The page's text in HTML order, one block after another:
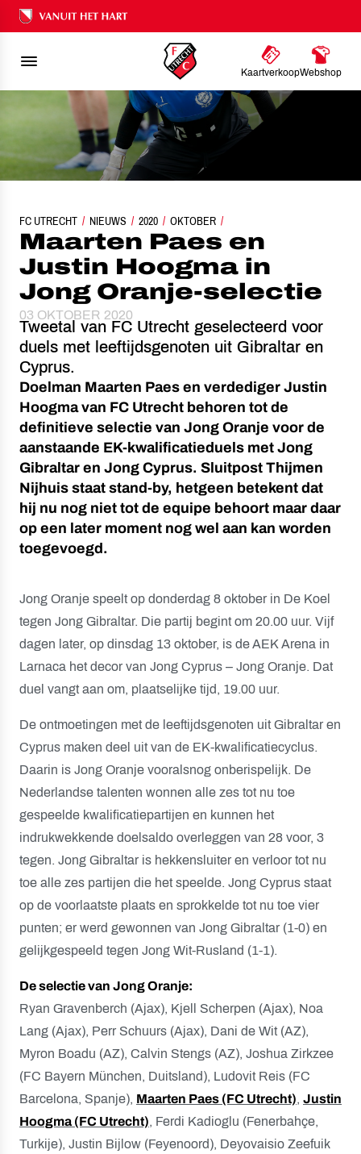
Ons nalatenschap
KaartverkoopWebshop
FC UTRECHT NIEUWS 2020 OKTOBER
MAARTEN PAES EN JUSTIN HOOGMA IN JONG ORANJE-
Maarten Paes en
Justin Hoogma in
Jong Oranje-selectie
03 OKTOBER 2020
Tweetal van FC Utrecht geselecteerd voor
duels met leeftijdsgenoten uit Gibraltar en
Cyprus.
Doelman Maarten Paes en verdediger Justin
Hoogma van FC Utrecht behoren tot de
definitieve selectie van Jong Oranje voor de
aanstaande EK-kwalificatieduels met Jong
Gibraltar en Jong Cyprus. Sluitpost Thijmen
Nijhuis staat stand-by, hetgeen betekent dat
hij nu nog niet tot de equipe behoort maar daar
op een later moment nog wel aan kan worden
toegevoegd.
Jong Oranje speelt op donderdag 8 oktober in De Koel
tegen Jong Gibraltar. Die partij begint om 20.00 uur. Vijf
dagen later, op dinsdag 13 oktober, is de AEK Arena in
Larnaca het decor van Jong Cyprus – Jong Oranje. Dat
duel vangt aan om, plaatselijke tijd, 19.00 uur.
De ontmoetingen met de leeftijdsgenoten uit Gibraltar en
Cyprus maken deel uit van de EK-kwalificatiecyclus.
Daarin is Jong Oranje vooralsnog onberispelijk. De
Nederlandse talenten wonnen alle zes tot nu toe
gespeelde kwalificatiepartijen en kunnen het
indrukwekkende doelsaldo overleggen van 28 voor, 3
tegen. Jong Gibraltar is hekkensluiter en verloor tot nu
toe alle zes partijen die het speelde. Jong Cyprus staat
op de voorlaatste plaats en sprokkelde tot nu toe vier
punten; er werd gewonnen van Jong Gibraltar (1-0) en
gelijkgespeeld tegen Jong Wit-Rusland (1-1).
De selectie van Jong Oranje:
Ryan Gravenberch (Ajax), Kjell Scherpen (Ajax), Noa
Lang (Ajax), Perr Schuurs (Ajax), Dani de Wit (AZ),
Myron Boadu (AZ), Calvin Stengs (AZ), Joshua Zirkzee
(FC Bayern München, Duitsland), Ludovit Reis (FC
Barcelona, Spanje), Maarten Paes (FC Utrecht), Justin
Hoogma (FC Utrecht), Ferdi Kadioglu (Fenerbahçe,
Turkije), Justin Bijlow (Feyenoord), Deyovaisio Zeefuik